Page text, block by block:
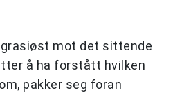
mot det sittende
å ha forstått hvilken
pakker seg foran